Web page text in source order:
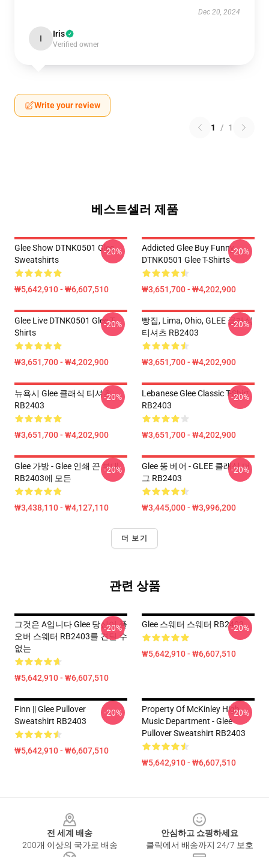
Dec 20, 2024
I Iris
Verified owner
Write your review
1 / 1
베스트셀러 제품
Glee Show DTNK0501 Glee
Sweatshirts
₩5,642,910 - ₩6,607,510
-20%
Addicted Glee Buy Funny
DTNK0501 Glee T-Shirts
₩3,651,700 - ₩4,202,900
-20%
Glee Live DTNK0501 Glee T-
Shirts
₩3,651,700 - ₩4,202,900
-20%
빵집, Lima, Ohio, GLEE 클래식
티셔츠 RB2403
₩3,651,700 - ₩4,202,900
-20%
뉴욕시 Glee 클래식 티셔츠
RB2403
₩3,651,700 - ₩4,202,900
-20%
Lebanese Glee Classic T-Shirt
RB2403
₩3,651,700 - ₩4,202,900
-20%
Glee 가방 - Glee 인쇄 끈 부대
RB2403에 모든
₩3,438,110 - ₩4,127,110
-20%
Glee 뚱 베어 - GLEE 클래식 머
그 RB2403
₩3,445,000 - ₩3,996,200
-20%
더 보기
관련 상품
그것은 A입니다 Glee 당신이 풀
오버 스웨터 RB2403를 견딜 수
없는
₩5,642,910 - ₩6,607,510
-20% Glee 스웨터 스웨터 RB2403
₩5,642,910 - ₩6,607,510
-20%
Finn || Glee Pullover
Sweatshirt RB2403
₩5,642,910 - ₩6,607,510
-20%
Property Of McKinley High
Music Department - Glee
Pullover Sweatshirt RB2403
₩5,642,910 - ₩6,607,510
-20%
전 세계 배송
200개 이상의 국가로 배송
안심하고 쇼핑하세요
클릭에서 배송까지 24/7 보호